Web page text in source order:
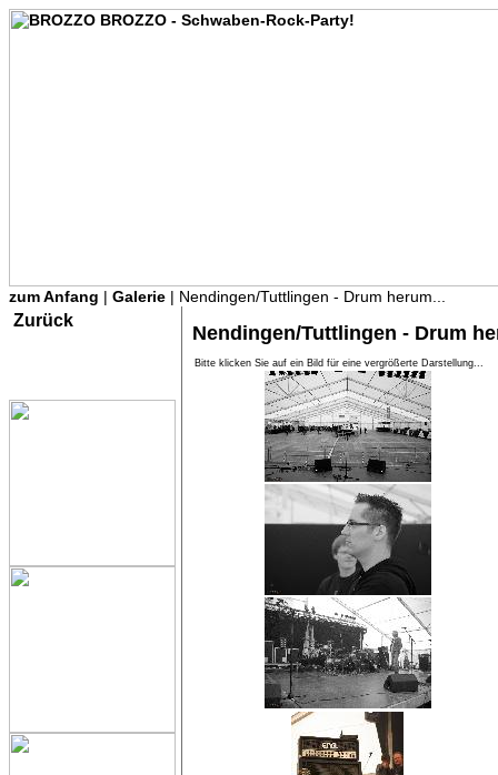
zum Anfang | Galerie | Nendingen/Tuttlingen - Drum herum...
Zurück
Nendingen/Tuttlingen - Drum
Bitte klicken Sie auf ein Bild für eine vergrößerte Darstellung...